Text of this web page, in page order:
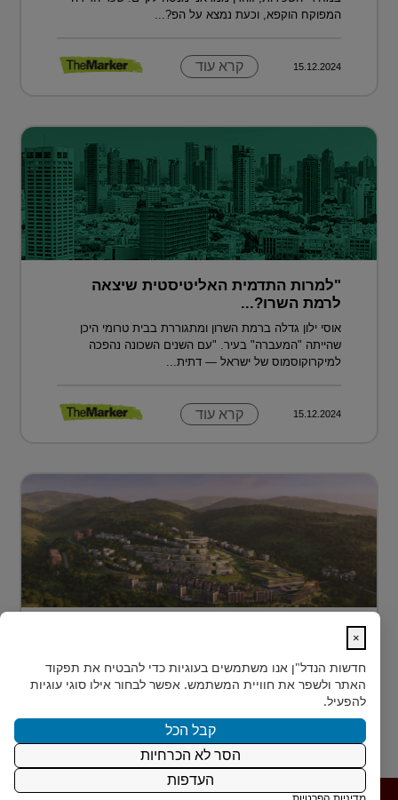
המפוקח הוקפא, וכעת נמצא על הפ?...
15.12.2024 קרא עוד
"למרות התדמית האליטיסטית שיצאה
לרמת השרו?...
אוסי ילון גדלה ברמת השרון ומתגוררת בבית טרומי היכן
שהייתה "המעברה" בעיר. "עם השנים השכונה נהפכה
למיקרוקוסמוס של ישראל — דתית...
15.12.2024 קרא עוד
בלב טביליסי, בין השכונות המבוקשות Vake וSaburtalo, כ-2
ק"מ בלבד מהאוניברסיטה של העיר, מוקם TBILISI
ACRES - פ...
15.12.2024 קרא עוד
×
חדשות הנדל"ן אנו משתמשים בעוגיות כדי להבטיח את תפקוד
האתר ולשפר את חוויית המשתמש. אפשר לבחור אילו סוגי עוגיות
להפעיל.
קבל הכל
הסר לא הכרחיות
העדפות